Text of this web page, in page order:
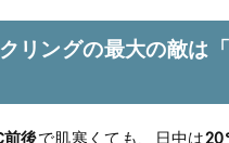
リングの最大の敵は
後で肌寒くても、日中は